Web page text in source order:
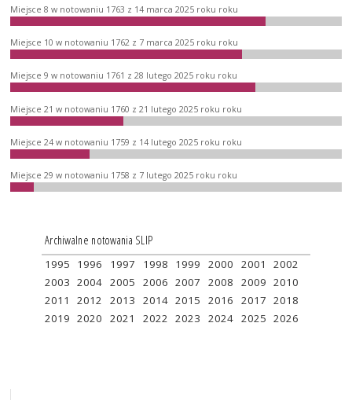
Miejsce 8 w notowaniu 1763 z 14 marca 2025 roku roku
Miejsce 10 w notowaniu 1762 z 7 marca 2025 roku roku
Miejsce 9 w notowaniu 1761 z 28 lutego 2025 roku roku
Miejsce 21 w notowaniu 1760 z 21 lutego 2025 roku roku
Miejsce 24 w notowaniu 1759 z 14 lutego 2025 roku roku
Miejsce 29 w notowaniu 1758 z 7 lutego 2025 roku roku
Archiwalne notowania SLIP
1995 1996 1997 1998 1999 2000 2001
2002
2003 2004 2005 2006 2007 2008 2009 2010
2011
2012 2013 2014 2015 2016 2017 2018
2019 2020 2021 2022 2023 2024 2025 2026